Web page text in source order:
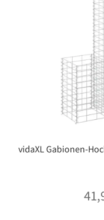
vidaXL Gabionen-